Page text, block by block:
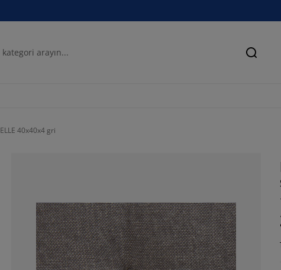
Ara
40x40x4 gri